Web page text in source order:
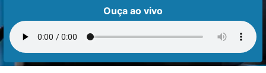
Ouça ao vivo